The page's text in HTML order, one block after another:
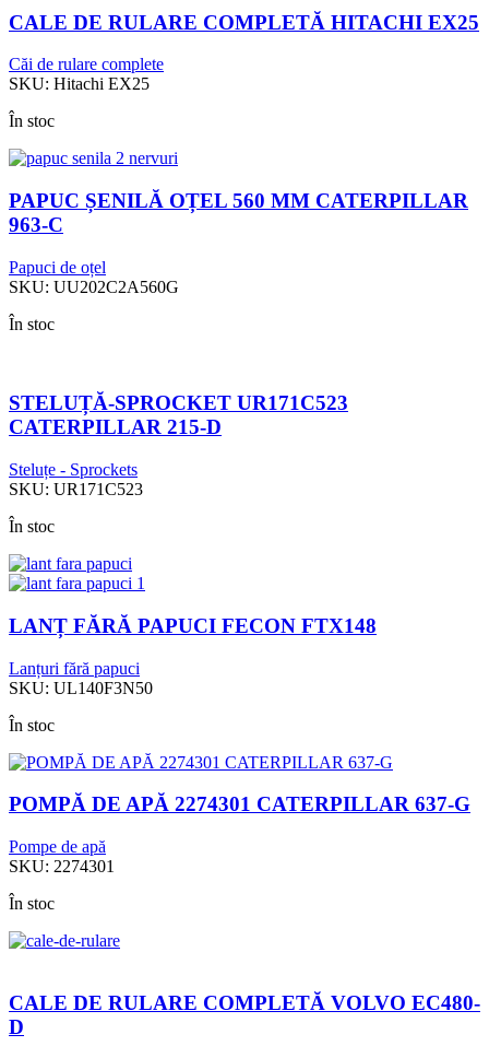
CALE DE RULARE COMPLETĂ HITACHI EX25
Căi de rulare complete
SKU: Hitachi EX25
În stoc
PAPUC ȘENILĂ OȚEL 560 MM CATERPILLAR
963-C
Papuci de oțel
SKU: UU202C2A560G
În stoc
STELUȚĂ-SPROCKET UR171C523
CATERPILLAR 215-D
Steluțe - Sprockets
SKU: UR171C523
În stoc
LANȚ FĂRĂ PAPUCI FECON FTX148
Lanțuri fără papuci
SKU: UL140F3N50
În stoc
POMPĂ DE APĂ 2274301 CATERPILLAR 637-G
Pompe de apă
SKU: 2274301
În stoc
CALE DE RULARE COMPLETĂ VOLVO EC480-
D